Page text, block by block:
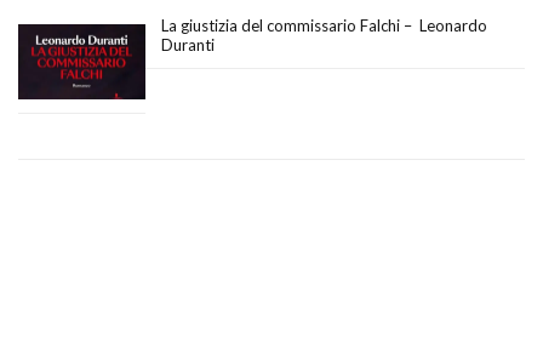
La giustizia del commissario Falchi – Leonardo
Duranti